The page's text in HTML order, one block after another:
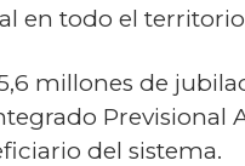
en todo el
millones de
Previsional
del sistema.